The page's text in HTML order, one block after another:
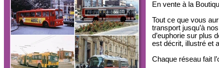
En vente à la
Tout ce que vous
transport jusqu’à
d’euphorie sur plus
est décrit, illustré et
Chaque réseau fait